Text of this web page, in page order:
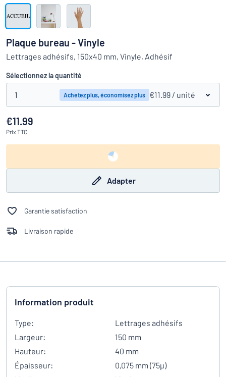
ne parvenez pas à trouver ce que vous cherchez ?
travail
Montrer toutes les catégories
Demande
devis
Se
connecter
Service
clients
Particulier
Entreprise
Plaque bureau - Vinyle
Lettrages adhésifs, 150x40 mm, Vinyle, Adhésif
Sélectionnez la quantité
1 Achetez plus, économisez plus €11.99 / unité
€11.99
PrixTTC
Adapter
Garantie satisfaction
Livraison rapide
Information produit
Type:
Lettrages adhésifs
Largeur:
150 mm
Hauteur:
40 mm
Épaisseur:
0,075 mm (75µ)